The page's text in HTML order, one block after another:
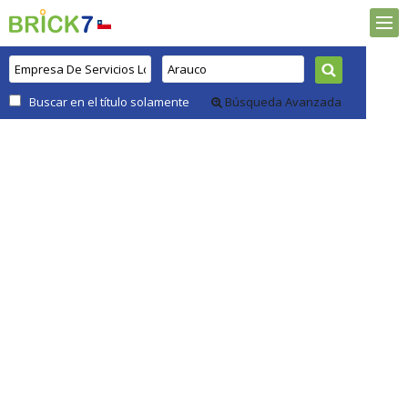
Buscar en el título solamente Búsqueda Avanzada